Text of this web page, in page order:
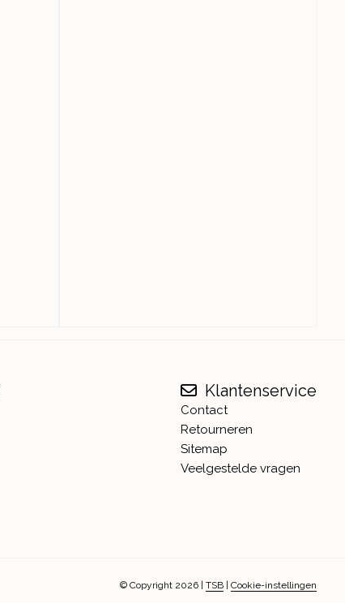
Klantenservice
Contact
Retourneren
Sitemap
Veelgestelde vragen
© Copyright 2026 | TSB | Cookie-instellingen